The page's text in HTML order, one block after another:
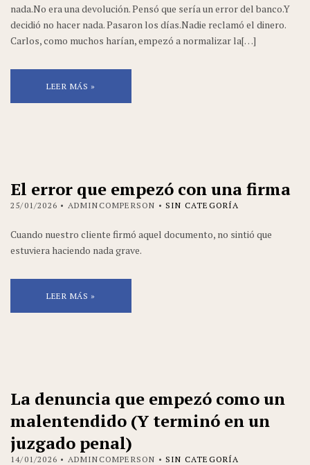
nada.No era una devolución. Pensó que sería un error del banco.Y
decidió no hacer nada. Pasaron los días.Nadie reclamó el dinero.
Carlos, como muchos harían, empezó a normalizar la[…]
LEER MÁS »
El error que empezó con una firma
25/01/2026 • ADMINCOMPERSON • SIN CATEGORÍA
Cuando nuestro cliente firmó aquel documento, no sintió que
estuviera haciendo nada grave.
LEER MÁS »
La denuncia que empezó como un
malentendido (Y terminó en un
juzgado penal)
14/01/2026 • ADMINCOMPERSON • SIN CATEGORÍA